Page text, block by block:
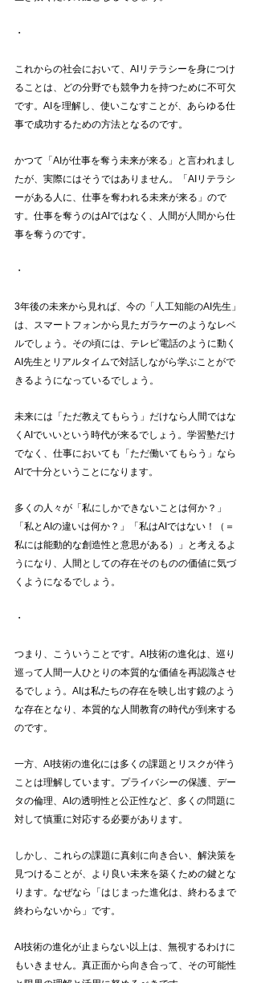
・
これからの社会において、AIリテラシーを身につけ
ることは、どの分野でも競争力を持つために不可欠
です。AIを理解し、使いこなすことが、あらゆる仕
事で成功するための方法となるのです。
かつて「AIが仕事を奪う未来が来る」と言われまし
たが、実際にはそうではありません。「AIリテラシ
ーがある人に、仕事を奪われる未来が来る」ので
す。仕事を奪うのはAIではなく、人間が人間から仕
事を奪うのです。
・
3年後の未来から見れば、今の「人工知能のAI先生」
は、スマートフォンから見たガラケーのようなレベ
ルでしょう。その頃には、テレビ電話のように動く
AI先生とリアルタイムで対話しながら学ぶことがで
きるようになっているでしょう。
未来には「ただ教えてもらう」だけなら人間ではな
くAIでいいという時代が来るでしょう。学習塾だけ
でなく、仕事においても「ただ働いてもらう」なら
AIで十分ということになります。
多くの人々が「私にしかできないことは何か？」
「私とAIの違いは何か？」「私はAIではない！（＝
私には能動的な創造性と意思がある）」と考えるよ
うになり、人間としての存在そのものの価値に気づ
くようになるでしょう。
・
つまり、こういうことです。AI技術の進化は、巡り
巡って人間一人ひとりの本質的な価値を再認識させ
るでしょう。AIは私たちの存在を映し出す鏡のよう
な存在となり、本質的な人間教育の時代が到来する
のです。
一方、AI技術の進化には多くの課題とリスクが伴う
ことは理解しています。プライバシーの保護、デー
タの倫理、AIの透明性と公正性など、多くの問題に
対して慎重に対応する必要があります。
しかし、これらの課題に真剣に向き合い、解決策を
見つけることが、より良い未来を築くための鍵とな
ります。なぜなら「はじまった進化は、終わるまで
終わらないから」です。
AI技術の進化が止まらない以上は、無視するわけに
もいきません。真正面から向き合って、その可能性